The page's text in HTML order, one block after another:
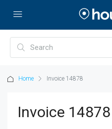
Home Invoice 14878
Invoice 14878